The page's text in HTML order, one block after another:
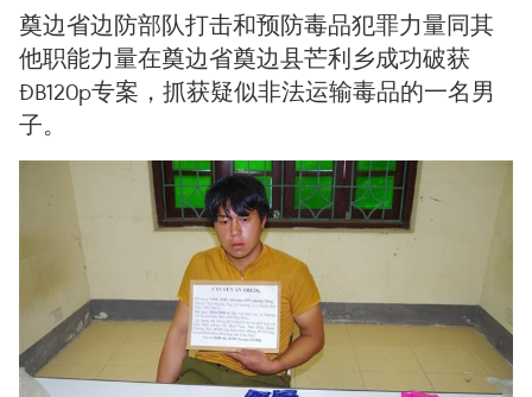
奠边省边防部队打击和预防毒品犯罪力量同其
他职能力量在奠边省奠边县芒利乡成功破获
ĐB120p专案，抓获疑似非法运输毒品的一名男
子。